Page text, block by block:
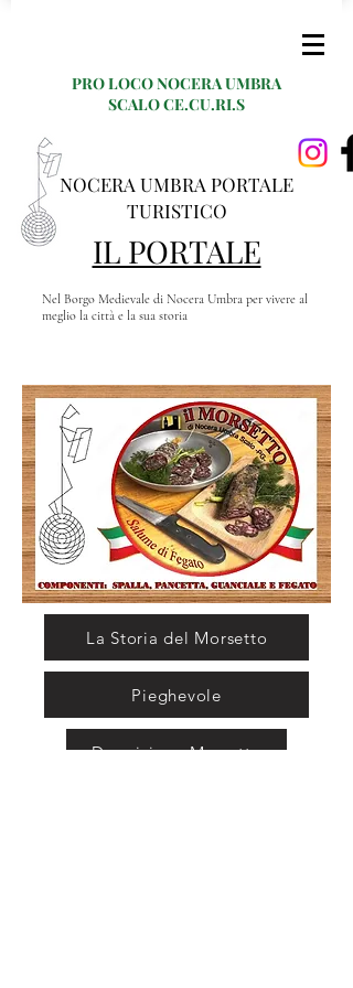
PRO LOCO NOCERA UMBRA
SCALO CE.CU.RI.S
NOCERA UMBRA PORTALE
TURISTICO
IL PORTALE
Nel Borgo Medievale di Nocera Umbra per vivere al
meglio la città e la sua storia
La Storia del Morsetto
Pieghevole
Descrizione Morsetto